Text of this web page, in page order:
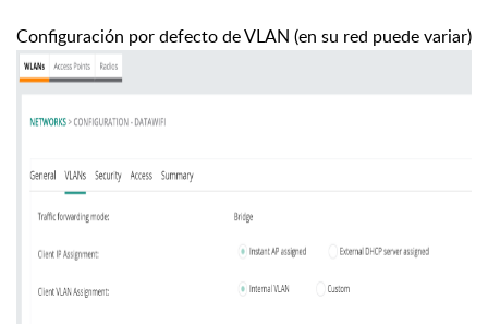
Configuración por defecto de VLAN (en su red puede variar)